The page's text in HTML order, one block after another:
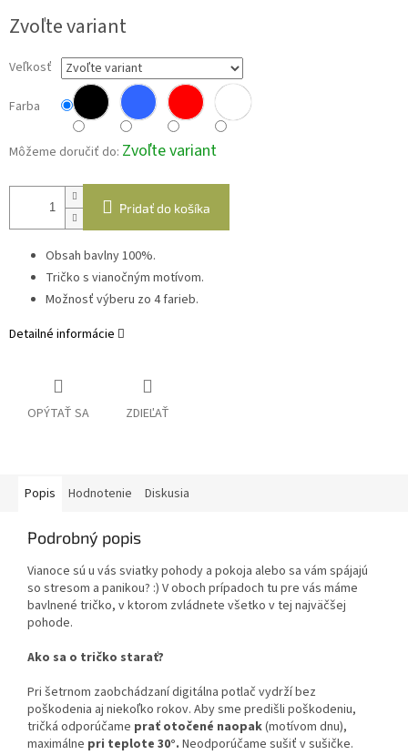
cena:
Zvoľte variant
Veľkosť
Farba
Môžeme doručiť do: Zvoľte variant
Pridať do košíka
Obsah bavlny 100%.
Tričko s vianočným motívom.
Možnosť výberu zo 4 farieb.
Detailné informácie
OPÝTAŤ SA ZDIEĽAŤ
Popis Hodnotenie Diskusia
Podrobný popis
Vianoce sú u vás sviatky pohody a pokoja alebo sa vám spájajú
so stresom a panikou? :) V oboch prípadoch tu pre vás máme
bavlnené tričko, v ktorom zvládnete všetko v tej najväčšej
pohode.
Ako sa o tričko starať?
Pri šetrnom zaobchádzaní digitálna potlač vydrží bez
poškodenia aj niekoľko rokov. Aby sme predišli poškodeniu,
tričká odporúčame prať otočené naopak(motívom dnu),
maximálne pri teplote 30°. Neodporúčame sušiť v sušičke.